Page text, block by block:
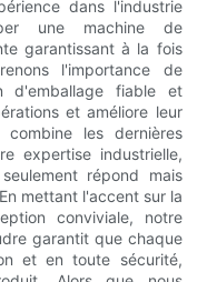
dans l'industrie
une machine de
garantissant à la fois
l'importance de
d'emballage fiable et
et améliore leur
les dernières
expertise industrielle,
répond mais
mettant l'accent sur la
conviviale, notre
garantit que chaque
et en toute sécurité,